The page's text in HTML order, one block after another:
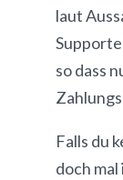
laut
so dass
Falls du
doch